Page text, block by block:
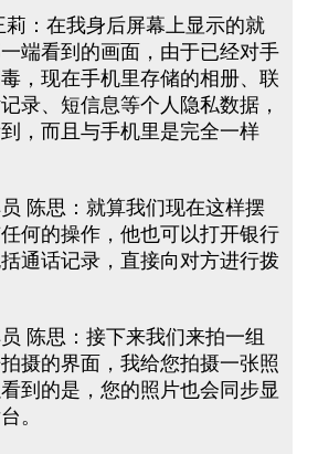
：在我身后屏幕上显示的就
端看到的画面，由于已经对手
，现在手机里存储的相册、联
录、短信息等个人隐私数据，
，而且与手机里是完全一样
陈思：就算我们现在这样摆
何的操作，他也可以打开银行
通话记录，直接向对方进行拨
陈思：接下来我们来拍一组
摄的界面，我给您拍摄一张照
到的是，您的照片也会同步显
。